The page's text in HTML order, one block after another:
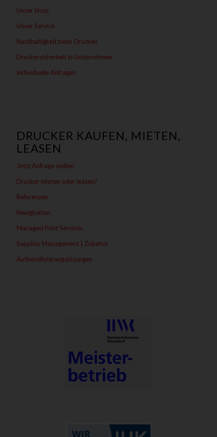
Unser Shop
Unser Service
Nachhaltigkeit beim Drucken
Druckersicherheit in Unternehmen
Individuelle Anfragen
DRUCKER KAUFEN, MIETEN,
LEASEN
Jetzt Anfrage stellen
Drucker mieten oder leasen?
Referenzen
Neuigkeiten
Managed Print Services
Supplies Management | Zubehör
Authentifizierungslösungen